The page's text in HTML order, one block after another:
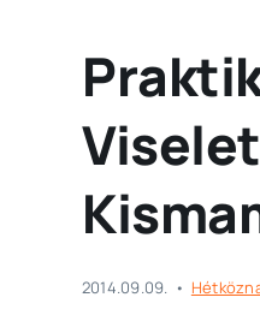
Viselet
2014.09.09. •